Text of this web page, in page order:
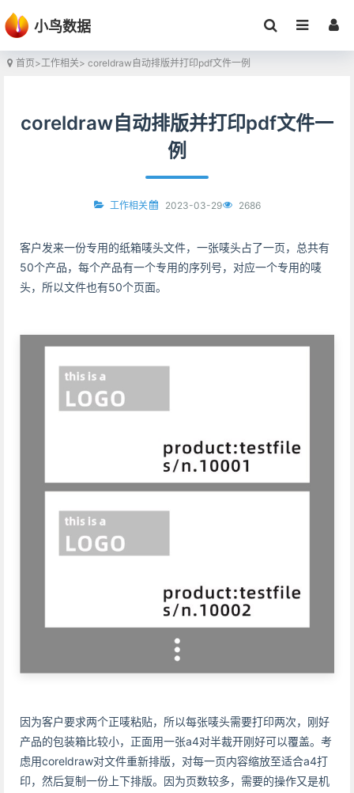
小鸟数据
首页>工作相关> coreldraw自动排版并打印pdf文件一例
coreldraw自动排版并打印pdf文件一
例
工作相关 2023-03-29 2686
客户发来一份专用的纸箱唛头文件，一张唛头占了一页，总共有
50个产品，每个产品有一个专用的序列号，对应一个专用的唛
头，所以文件也有50个页面。
因为客户要求两个正唛粘贴，所以每张唛头需要打印两次，刚好
产品的包装箱比较小，正面用一张a4对半裁开刚好可以覆盖。考
虑用coreldraw对文件重新排版，对每一页内容缩放至适合a4打
印，然后复制一份上下排版。因为页数较多，需要的操作又是机